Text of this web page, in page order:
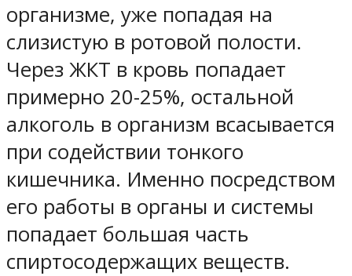
организме, уже попадая на
слизистую в ротовой полости.
Через ЖКТ в кровь попадает
примерно 20-25%, остальной
алкоголь в организм всасывается
при содействии тонкого
кишечника. Именно посредством
его работы в органы и системы
попадает большая часть
спиртосодержащих веществ.